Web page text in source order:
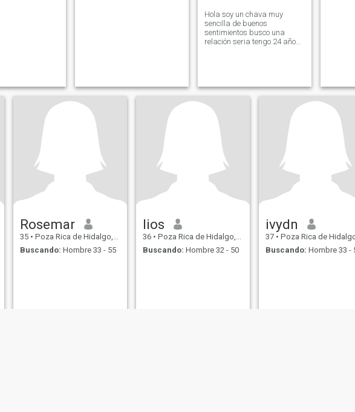
Hola soy un chava muy
sencilla de buenos
sentimientos busco una
relación seria tengo 24 años
Rosemar
35 • Poza Rica de Hidalgo, Veracruz, México
Buscando: Hombre 33 - 55
lios
36 • Poza Rica de Hidalgo, Veracruz, México
Buscando: Hombre 32 - 50
ivydn
37 • Poza Rica de Hidalgo, Veracruz,
Buscando: Hombre 33 -